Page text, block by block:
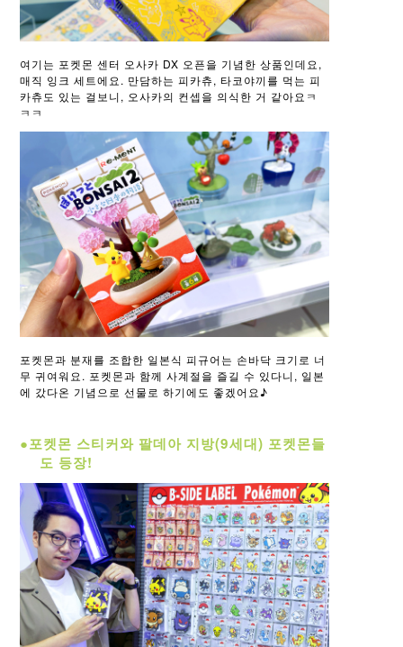
여기는 포켓몬 센터 오사카 DX 오픈을 기념한 상품인데요,
매직 잉크 세트에요. 만담하는 피카츄, 타코야끼를 먹는 피
카츄도 있는 걸보니, 오사카의 컨셉을 의식한 거 같아요ㅋ
ㅋㅋ
포켓몬과 분재를 조합한 일본식 피규어는 손바닥 크기로 너
무 귀여워요. 포켓몬과 함께 사계절을 즐길 수 있다니, 일본
에 갔다온 기념으로 선물로 하기에도 좋겠어요♪
●포켓몬 스티커와 팔데아 지방(9세대) 포켓몬들
도 등장!